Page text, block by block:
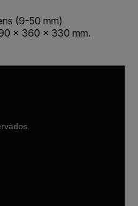
(9-50 mm)
x 360 x 330 mm.